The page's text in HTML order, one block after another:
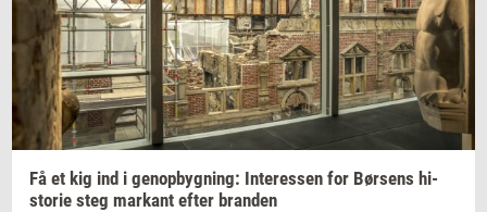
Få et kig ind i genop­byg­ning: In­ter­es­sen for Bør­sens hi­
sto­rie steg mar­kant efter bran­den